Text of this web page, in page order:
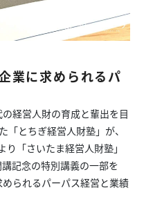
業に求められるパ
経営人財の育成と輩出を目
とちぎ経営人財塾」が、
「さいたま経営人財塾」
記念の特別講義の一部を
められるパーパス経営と業績